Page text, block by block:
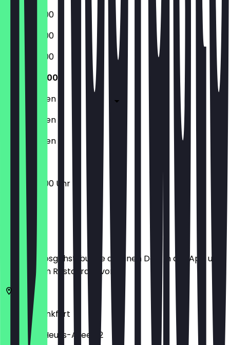
08:30 - 16:00
08:30 - 16:00
08:30 - 16:00
08:30 - 16:00
Geschlossen
Geschlossen
Geschlossen
08:30 - 16:00 Uhr
Bevor du losgehst, buche dir einen Deal in der App und
zeige ihn im Restaurant vor.
60486 Frankfurt
Theodor-Heuss-Allee 112